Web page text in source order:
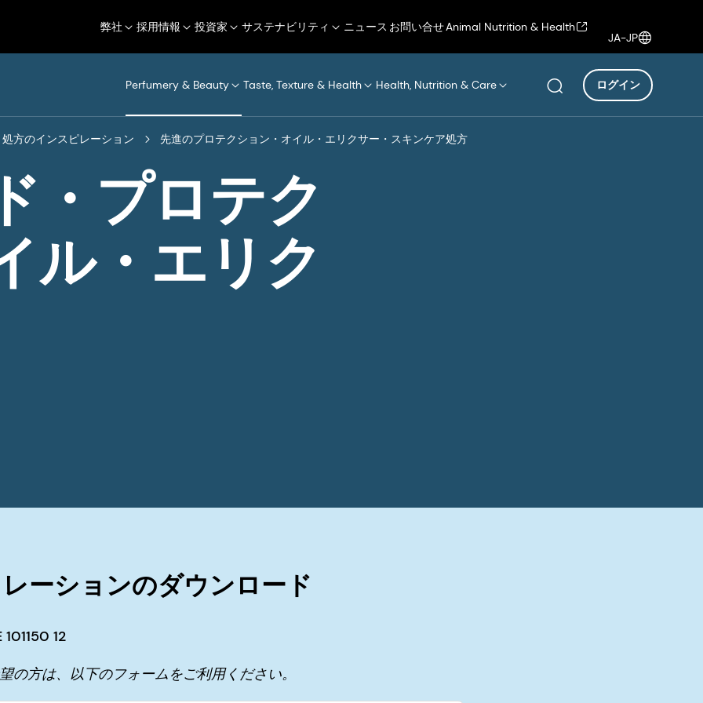
弊社 採用情報 投資家 サステナビリティ ニュース お問い合せAnimal Nutrition & Health
JA-JP
Perfumery & Beauty Taste, Texture & Health Health, Nutrition & Care ログイン
処方のインスピレーション 先進のプロテクション・オイル・エリクサー・スキンケア処方
・プロテク
ル・エリク
ーションのダウンロード
12
の方は、以下のフォームをご利用ください。